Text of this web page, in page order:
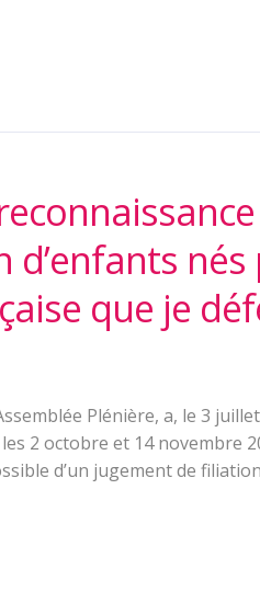
d’enfants
que je
Plénière, a, le 3
2 octobre et 14 novembre
d’un jugement de